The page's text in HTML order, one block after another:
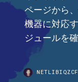
ページから
機器に対応
ジュールを